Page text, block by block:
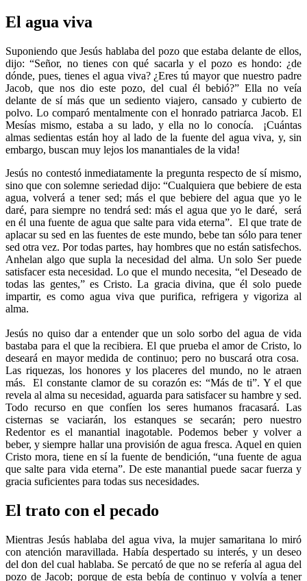
El agua viva
Suponiendo que Jesús hablaba del pozo que estaba delante de ellos,
dijo: “Señor, no tienes con qué sacarla y el pozo es hondo: ¿de
dónde, pues, tienes el agua viva? ¿Eres tú mayor que nuestro padre
Jacob, que nos dio este pozo, del cual él bebió?” Ella no veía
delante de sí más que un sediento viajero, cansado y cubierto de
polvo. Lo comparó mentalmente con el honrado patriarca Jacob. El
Mesías mismo, estaba a su lado, y ella no lo conocía. ¡Cuántas
almas sedientas están hoy al lado de la fuente del agua viva, y, sin
embargo, buscan muy lejos los manantiales de la vida!
Jesús no contestó inmediatamente la pregunta respecto de sí mismo,
sino que con solemne seriedad dijo: “Cualquiera que bebiere de esta
agua, volverá a tener sed; más el que bebiere del agua que yo le
daré, para siempre no tendrá sed: más el agua que yo le daré, será
en él una fuente de agua que salte para vida eterna”. El que trate de
aplacar su sed en las fuentes de este mundo, bebe tan sólo para tener
sed otra vez. Por todas partes, hay hombres que no están satisfechos.
Anhelan algo que supla la necesidad del alma. Un solo Ser puede
satisfacer esta necesidad. Lo que el mundo necesita, “el Deseado de
todas las gentes,” es Cristo. La gracia divina, que él solo puede
impartir, es como agua viva que purifica, refrigera y vigoriza al
alma.
Jesús no quiso dar a entender que un solo sorbo del agua de vida
bastaba para el que la recibiera. El que prueba el amor de Cristo, lo
deseará en mayor medida de continuo; pero no buscará otra cosa.
Las riquezas, los honores y los placeres del mundo, no le atraen
más. El constante clamor de su corazón es: “Más de ti”. Y el que
revela al alma su necesidad, aguarda para satisfacer su hambre y sed.
Todo recurso en que confíen los seres humanos fracasará. Las
cisternas se vaciarán, los estanques se secarán; pero nuestro
Redentor es el manantial inagotable. Podemos beber y volver a
beber, y siempre hallar una provisión de agua fresca. Aquel en quien
Cristo mora, tiene en sí la fuente de bendición, “una fuente de agua
que salte para vida eterna”. De este manantial puede sacar fuerza y
gracia suficientes para todas sus necesidades.
El trato con el pecado
Mientras Jesús hablaba del agua viva, la mujer samaritana lo miró
con atención maravillada. Había despertado su interés, y un deseo
del don del cual hablaba. Se percató de que no se refería al agua del
pozo de Jacob; porque de esta bebía de continuo y volvía a tener